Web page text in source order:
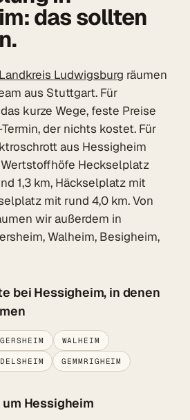
das sollten
Landkreis Ludwigsburg räumen
aus Stuttgart. Für
kurze Wege, feste Preise
der nichts kostet. Für
aus Hessigheim
Heckselplatz
1,3 km, Häckselplatz mit
mit rund 4,0 km. Von
wir außerdem in
Walheim, Besigheim,
bei Hessigheim, in denen
WALHEIM
GEMMRIGHEIM
Hessigheim